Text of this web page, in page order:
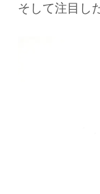
そして注目し